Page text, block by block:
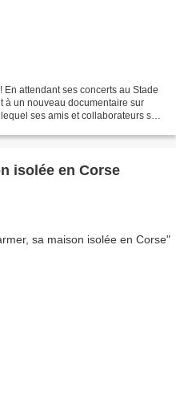
attendant ses concerts au Stade
à un nouveau documentaire sur
ses amis et collaborateurs se
isolée en Corse